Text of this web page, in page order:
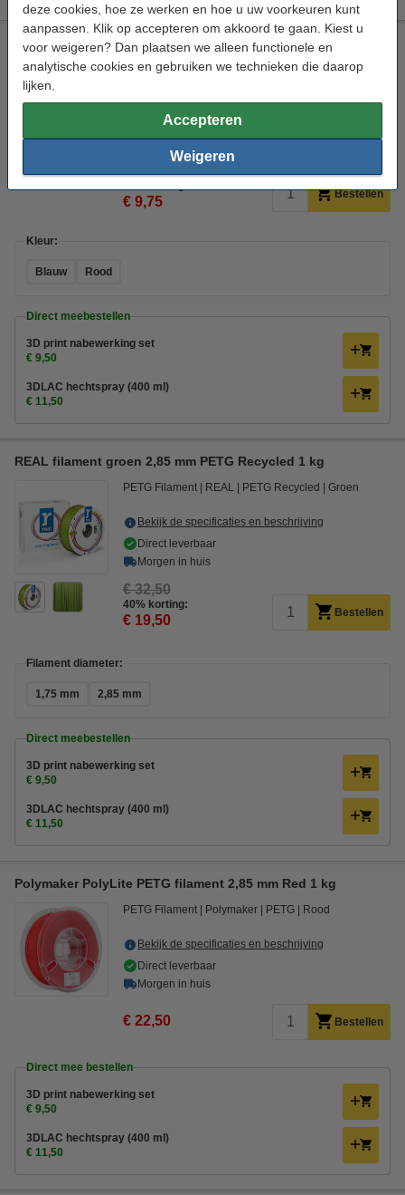
deze cookies, hoe ze werken en hoe u uw voorkeuren kunt
aanpassen. Klik op accepteren om akkoord te gaan. Kiest u
voor weigeren? Dan plaatsen we alleen functionele en
analytische cookies en gebruiken we technieken die daarop
lijken.
Accepteren
Weigeren
REAL filament blauw 2,85 mm PETG 0,5 kg
PETG Filament REAL PETG Blauw
Bekijk de specificaties en beschrijving
Direct leverbaar
Morgen in huis
€ 19,50
€ 9,75 Bestellen
Kleur:
Blauw Rood
Direct meebestellen
3D print nabewerking set
€ 9,50
3DLAC hechtspray (400 ml)
€ 11,50
REAL filament groen 2,85 mm PETG Recycled 1 kg
PETG Filament REAL PETG Recycled Groen
Bekijk de specificaties en beschrijving
Direct leverbaar
Morgen in huis
€ 32,50
40% korting:
€ 19,50 Bestellen
Filament diameter:
1,75 mm 2,85 mm
Direct meebestellen
3D print nabewerking set
€ 9,50
3DLAC hechtspray (400 ml)
€ 11,50
Polymaker PolyLite PETG filament 2,85 mm Red 1 kg
PETG Filament Polymaker PETG Rood
Bekijk de specificaties en beschrijving
Direct leverbaar
Morgen in huis
€ 22,50 Bestellen
Direct mee bestellen
3D print nabewerking set
€ 9,50
3DLAC hechtspray (400 ml)
€ 11,50